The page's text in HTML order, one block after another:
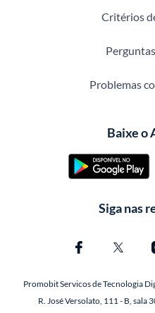
Critérios
Problemas
Baixe o
Siga nas
Promobit Servicos de Tecnologia
R. José Versolato, 111 - B, sala